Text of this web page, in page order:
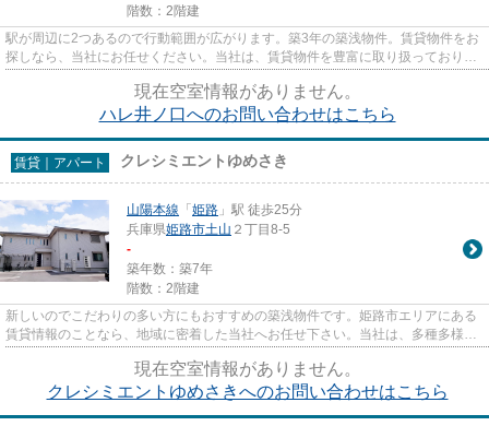
階数：2階建
駅が周辺に2つあるので行動範囲が広がります。築3年の築浅物件。賃貸物件をお
探しなら、当社にお任せください。当社は、賃貸物件を豊富に取り扱っておりま
す。お客様のご希望に適した...
現在空室情報がありません。
ハレ井ノ口へのお問い合わせはこちら
賃貸｜アパート クレシミエントゆめさき
山陽本線 「姫路 」駅 徒歩25分
兵庫県姫路市土山 ２丁目8-5
-
築年数：築7年
階数：2階建
新しいのでこだわりの多い方にもおすすめの築浅物件です。姫路市エリアにある
賃貸情報のことなら、地域に密着した当社へお任せ下さい。当社は、多種多様な
賃貸情報を取り扱っておりま...
現在空室情報がありません。
クレシミエントゆめさきへのお問い合わせはこちら